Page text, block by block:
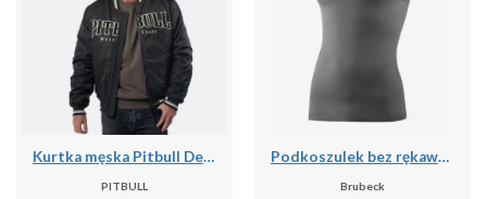
Kurtka męska Pitbull Detroit Baseball
PITBULL
Podkoszulek bez rękawów Brubeck Base Layer Ultra Light 3D
Brubeck